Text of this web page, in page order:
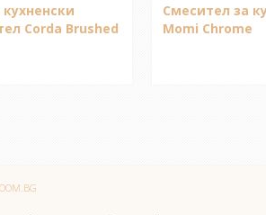
Corda Brushed
Смесител за
Momi Chrome